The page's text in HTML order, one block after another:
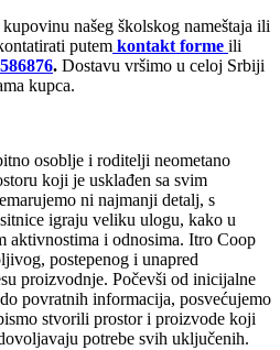
našeg školskog nameštaja ili
putem kontakt forme ili
. Dostavu vršimo u celoj Srbiji
kupca.
osoblje i roditelji neometano
koji je usklađen sa svim
ni najmanji detalj, s
igraju veliku ulogu, kako u
aktivnostima i odnosima. Itro Coop
postepenog i unapred
proizvodnje. Počevši od inicijalne
povratnih informacija, posvećujemo
stvorili prostor i proizvode koji
potrebe svih uključenih.